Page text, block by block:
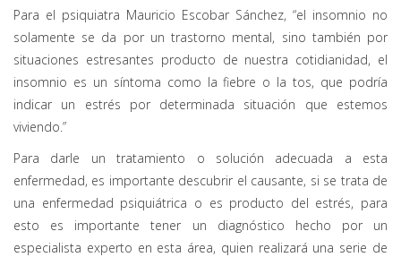
Para el psiquiatra Mauricio Escobar Sánchez, “el insomnio no
solamente se da por un trastorno mental, sino también por
situaciones estresantes producto de nuestra cotidianidad, el
insomnio es un síntoma como la fiebre o la tos, que podría
indicar un estrés por determinada situación que estemos
viviendo.”
Para darle un tratamiento o solución adecuada a esta
enfermedad, es importante descubrir el causante, si se trata de
una enfermedad psiquiátrica o es producto del estrés, para
esto es importante tener un diagnóstico hecho por un
especialista experto en esta área, quien realizará una serie de